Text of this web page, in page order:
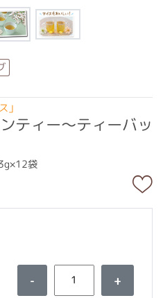
」
ティー～ティーバッ
袋
- +